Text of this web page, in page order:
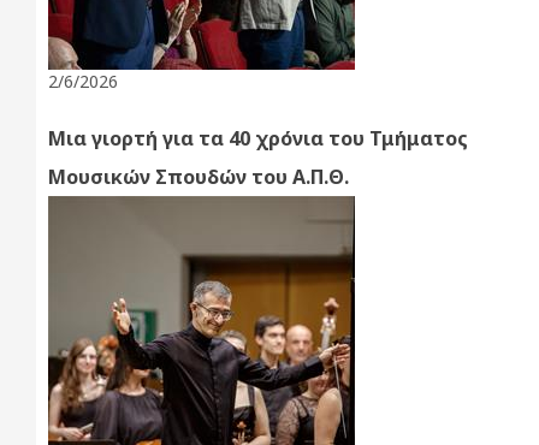
2/6/2026
Μια γιορτή για τα 40 χρόνια του Τμήματος
Μουσικών Σπουδών του Α.Π.Θ.